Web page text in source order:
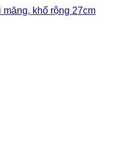
khổ rộng 27cm